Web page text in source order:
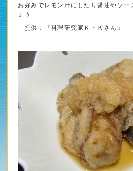
お好みでレモン汁にしたり醤油やソー
ょう
提供：『料理研究家Ｋ・Ｋさん』